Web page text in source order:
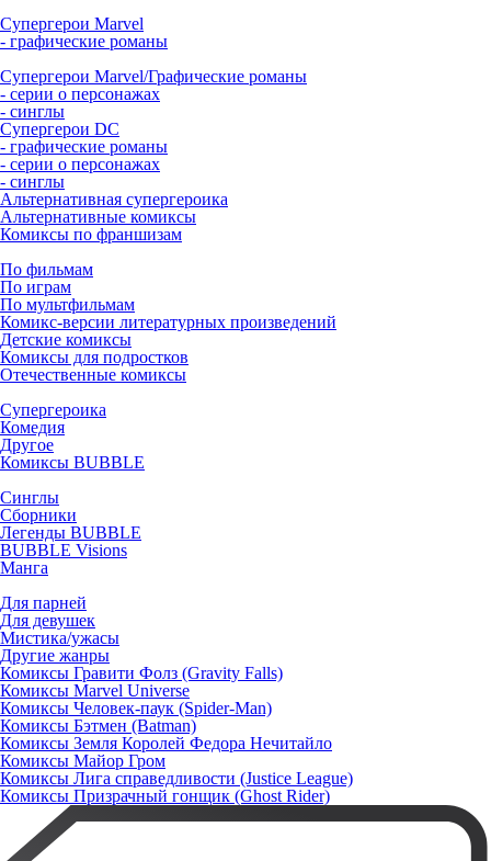
Супергерои Marvel
- графические романы
Супергерои Marvel/Графические романы
- серии о персонажах
- синглы
Супергерои DC
- графические романы
- серии о персонажах
- синглы
Альтернативная супергероика
Альтернативные комиксы
Комиксы по франшизам
По фильмам
По играм
По мультфильмам
Комикс-версии литературных произведений
Детские комиксы
Комиксы для подростков
Отечественные комиксы
Супергероика
Комедия
Другое
Комиксы BUBBLE
Синглы
Сборники
Легенды BUBBLE
BUBBLE Visions
Манга
Для парней
Для девушек
Мистика/ужасы
Другие жанры
Комиксы Гравити Фолз (Gravity Falls)
Комиксы Marvel Universe
Комиксы Человек-паук (Spider-Man)
Комиксы Бэтмен (Batman)
Комиксы Земля Королей Федора Нечитайло
Комиксы Майор Гром
Комиксы Лига справедливости (Justice League)
Комиксы Призрачный гонщик (Ghost Rider)